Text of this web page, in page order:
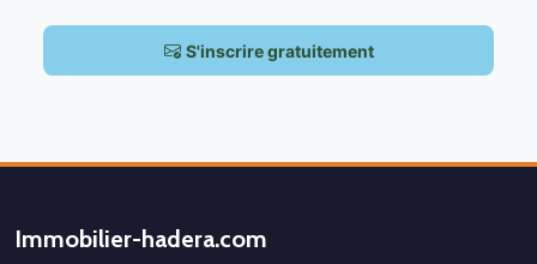
S'inscrire gratuitement
Immobilier-hadera.com